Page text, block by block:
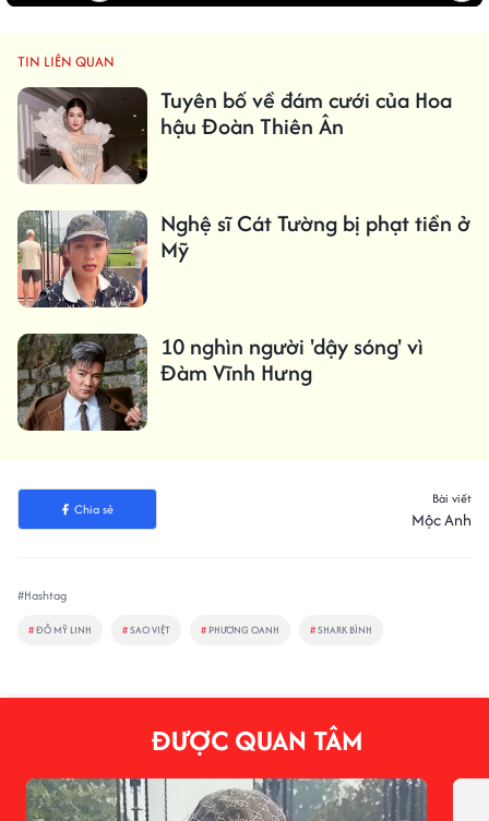
TIN LIÊN QUAN
Tuyên bố về đám cưới của Hoa
hậu Đoàn Thiên Ân
Nghệ sĩ Cát Tường bị phạt tiền ở
Mỹ
10 nghìn người 'dậy sóng' vì
Đàm Vĩnh Hưng
Chia sẻ
Bài viết
Mộc Anh
#Hashtag
#ĐỖ MỸ LINH #SAO VIỆT # PHƯƠNG OANH #SHARK BÌNH
ĐƯỢC QUAN TÂM